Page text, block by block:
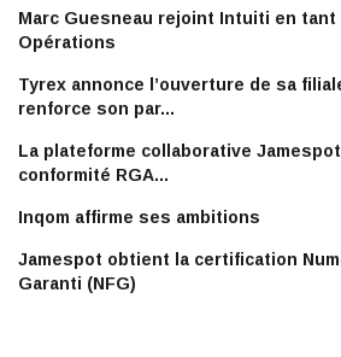
Marc Guesneau rejoint Intuiti en
Opérations
Tyrex annonce l’ouverture de sa
renforce son par...
La plateforme collaborative
conformité RGA...
Inqom affirme ses ambitions
Jamespot obtient la certification
Garanti (NFG)